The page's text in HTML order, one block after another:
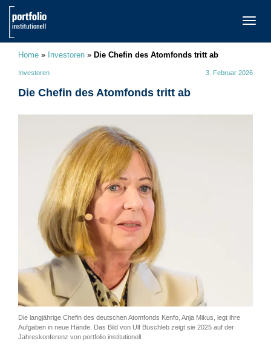
Home » Investoren » Die Chefin des Atomfonds tritt ab
Investoren 3. Februar 2026
Die Chefin des Atomfonds tritt ab
Die langjährige Chefin des deutschen Atomfonds Kenfo, Anja Mikus, legt ihre
Aufgaben in neue Hände. Das Bild von Ulf Büschleb zeigt sie 2025 auf der
Jahreskonferenz von portfolio institutionell.